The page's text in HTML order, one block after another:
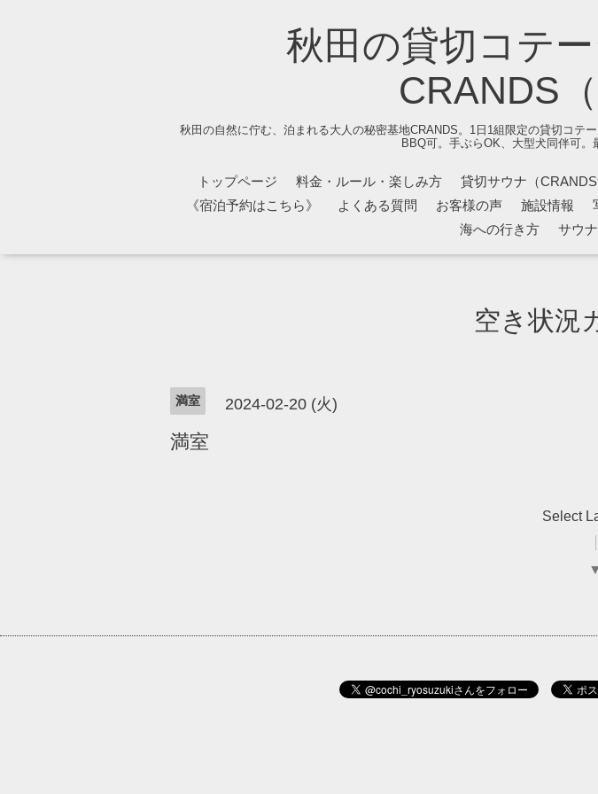
秋田の貸切コテ
CRANDS
秋田の自然に佇む、泊まれる大人の秘密基地CRANDS。1日1組限定の貸切コテ
BBQ可。手ぶらOK、大型犬同伴可。
トップページ 料金・ルール・楽しみ方 貸切サウナ（
《宿泊予約はこちら》
よくある質問 お客様の声 施設情報
海への行き方
サウ
空き状況
満室 2024-02-20 (火)
満室
Select